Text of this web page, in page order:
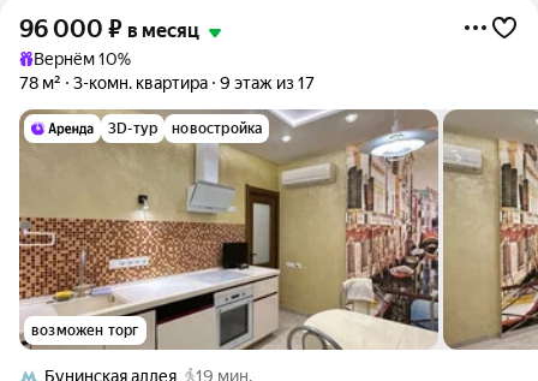
96 000 ₽ в месяц
Вернём 10%
78 м²
3-комн. квартира 9 этаж из 17
3D-тур новостройка
возможен торг
Бунинская аллея 19 мин.